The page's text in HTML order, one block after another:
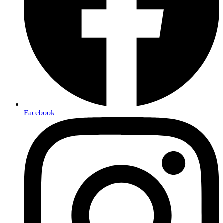
Facebook